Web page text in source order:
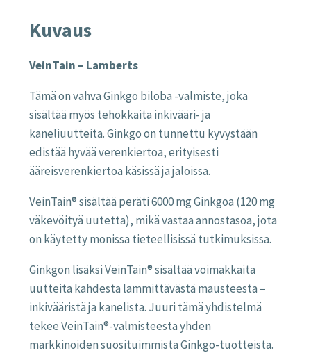
Kuvaus
VeinTain – Lamberts
Tämä on vahva Ginkgo biloba -valmiste, joka
sisältää myös tehokkaita inkivääri- ja
kaneliuutteita. Ginkgo on tunnettu kyvystään
edistää hyvää verenkiertoa, erityisesti
ääreisverenkiertoa käsissä ja jaloissa.
VeinTain® sisältää peräti 6000 mg Ginkgoa (120 mg
väkevöityä uutetta), mikä vastaa annostasoa, jota
on käytetty monissa tieteellisissä tutkimuksissa.
Ginkgon lisäksi VeinTain® sisältää voimakkaita
uutteita kahdesta lämmittävästä mausteesta –
inkivääristä ja kanelista. Juuri tämä yhdistelmä
tekee VeinTain®-valmisteesta yhden
markkinoiden suosituimmista Ginkgo-tuotteista.